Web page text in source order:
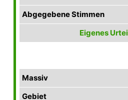
Abgegebene Stimmen
Eigenes
Massiv
Gebiet